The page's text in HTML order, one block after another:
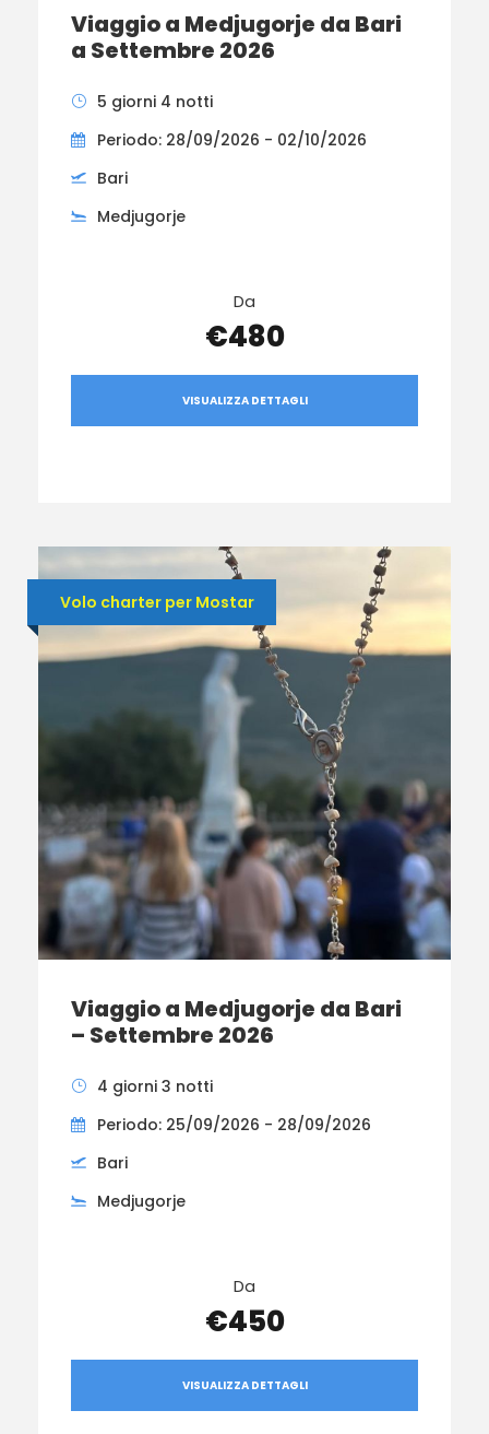
Viaggio a Medjugorje da Bari
a Settembre 2026
5 giorni 4 notti
Periodo: 28/09/2026 - 02/10/2026
Bari
Medjugorje
Da
€480
VISUALIZZA DETTAGLI
Volo charter per Mostar
Viaggio a Medjugorje da Bari
– Settembre 2026
4 giorni 3 notti
Periodo: 25/09/2026 - 28/09/2026
Bari
Medjugorje
Da
€450
VISUALIZZA DETTAGLI